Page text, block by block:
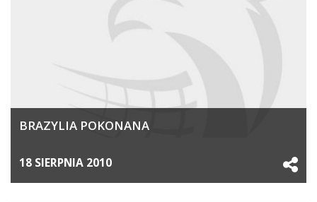
BRAZYLIA POKONANA
18 SIERPNIA 2010